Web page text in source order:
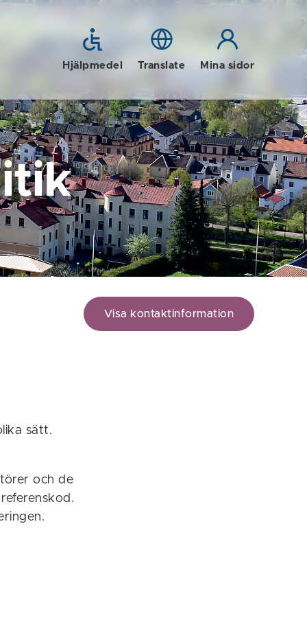
Hjälpmedel Translate Mina sidor
Visa kontaktinformation
sätt.
och de